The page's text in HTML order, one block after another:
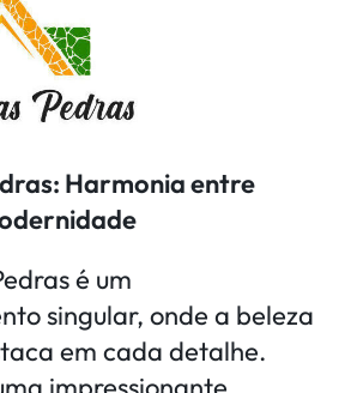
Harmonia entre
é um
singular, onde a beleza
em cada detalhe.